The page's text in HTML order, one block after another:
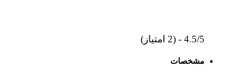
4.5/5 - (2 امتیاز)
مشخصات